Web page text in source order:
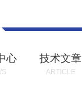
心 技术文章
ARTICLE